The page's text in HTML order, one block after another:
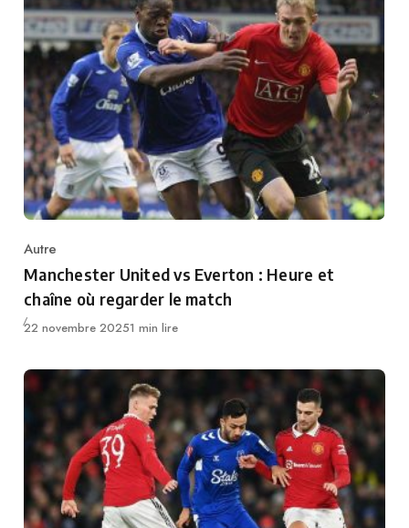
Category
Autre
Manchester United vs Everton : Heure et
chaîne où regarder le match
Publié
22 novembre 20251 min lire